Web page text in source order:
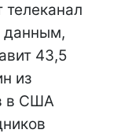
данным,
43,5
из
в США